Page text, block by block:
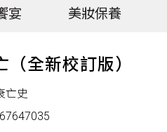
宴 美妝保養
（全新校訂版）
亡史